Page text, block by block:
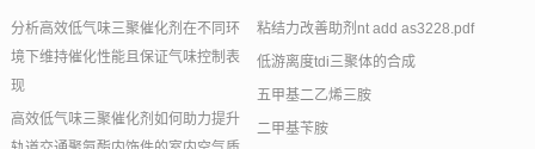
分析高效低气味三聚催化剂在不同环
境下维持催化性能且保证气味控制表
现
高效低气味三聚催化剂如何助力提升
粘结力改善助剂nt add as3228.pdf
低游离度tdi三聚体的合成
五甲基二乙烯三胺
二甲基苄胺